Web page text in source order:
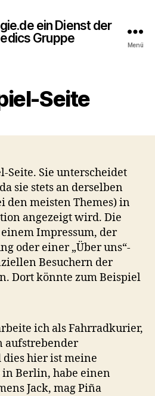
ein Dienst der
Gruppe
Menü
Seite
Seite. Sie unterscheidet
sie stets an derselben
den meisten Themes) in
angezeigt wird. Die
Impressum, der
oder einer „Über uns“-
Besuchern der
Dort könnte zum Beispiel
ich als Fahrradkurier,
aufstrebender
dies hier ist meine
in Berlin, habe einen
Jack, mag Piña